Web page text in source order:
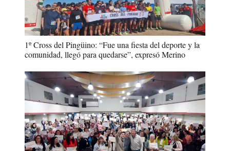
1º Cross del Pingüino: “Fue una fiesta del deporte y la
comunidad, llegó para quedarse”, expresó Merino